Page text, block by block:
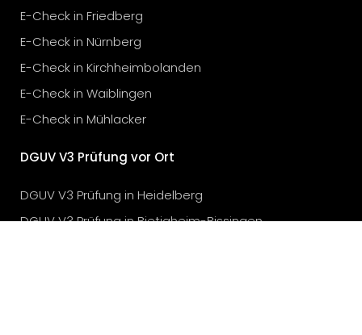
E-Check in Friedberg
E-Check in Nürnberg
E-Check in Kirchheimbolanden
E-Check in Waiblingen
E-Check in Mühlacker
DGUV V3 Prüfung vor Ort
DGUV V3 Prüfung in Heidelberg
DGUV V3 Prüfung in Bietigheim-Bissingen